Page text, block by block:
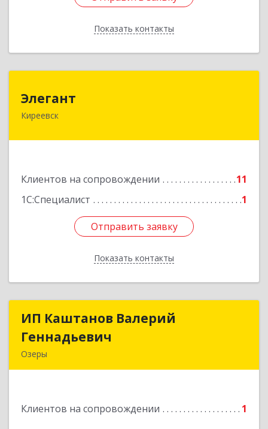
Показать контакты
Назад
Элегант
Киреевск
Клиентов на сопровождении
11
1С:Специалист
1
Отправить заявку
Показать контакты
301262, Тульская обл, Киреевск г, Чехова ул,
Отправить заявку
Назад
ИП Каштанов Валерий
Геннадьевич
Озеры
Клиентов на сопровождении 1
ИП Каштанов Валерий
Подробнее